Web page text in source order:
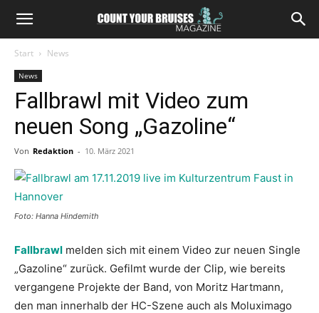
Start News
News
Fallbrawl mit Video zum
neuen Song „Gazoline“
Von Redaktion - 10. März 2021
Foto: Hanna Hindemith
Fallbrawl melden sich mit einem Video zur neuen Single
„Gazoline“ zurück. Gefilmt wurde der Clip, wie bereits
vergangene Projekte der Band, von Moritz Hartmann,
den man innerhalb der HC-Szene auch als Moluximago